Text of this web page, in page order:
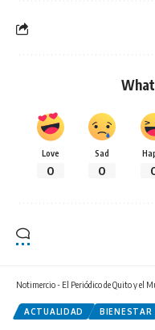
Love
0
Sad
0
Notimercio - El Periódico de Quito y el
ACTUALIDAD BIENESTAR